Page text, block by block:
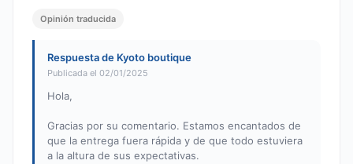
Opinión traducida
Respuesta de Kyoto boutique
Publicada el 02/01/2025
Hola,
Gracias por su comentario. Estamos encantados de
que la entrega fuera rápida y de que todo estuviera
a la altura de sus expectativas.